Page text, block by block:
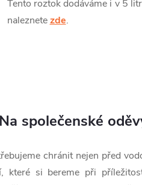
Tento roztok dodáváme i v 5
naleznetezde.
společenské
chránit nejen před
které si bereme při